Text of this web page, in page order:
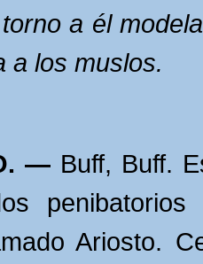
a él
a los muslos.
— Buff, Buff.
Ariosto.